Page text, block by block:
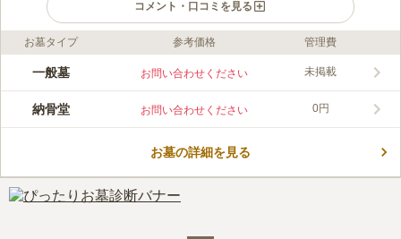
コメント・口コミを見る
ライフドット編集部のコメント
札幌市内という好立地で周りにはコンビニやスーパーもあり、日
所なので天候に左右されずゆっくりと故人を偲ぶ事ができます。
お盆・お彼岸の時期だけですが、地下鉄東西線「宮の沢」駅3番
の杜御廟駐車場を巡回するバスもあるので便利です。
みんなの評価
4.2 口コミ4件
40代男性
特に霊園周辺にそれらしきお店が密集しているわけではないが、
お墓タイプ 参考価格 管理費
一般墓 お問い合わせください 未掲載
納骨堂 お問い合わせください 0円
お墓の詳細を見る